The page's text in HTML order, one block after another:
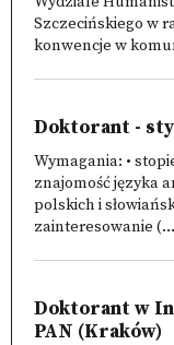
Szczecińskiego w
konwencje w
Doktorant -
Wymagania: •
znajomość języka
polskich i
zainteresowanie
Doktorant w
PAN (Kraków)